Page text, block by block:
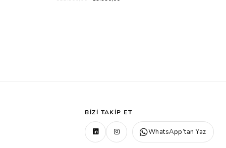
BIZI TAKIP ET
WhatsApp’tan Yaz